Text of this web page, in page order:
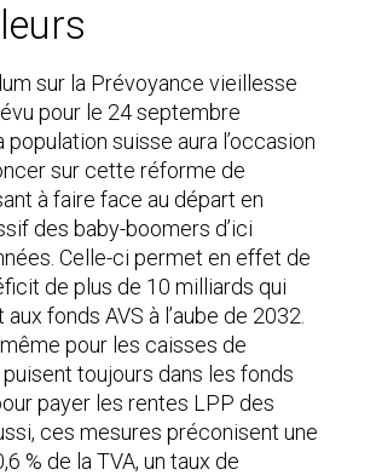
sur la Prévoyance vieillesse
pour le 24 septembre
population suisse aura l’occasion
sur cette réforme de
à faire face au départ en
des baby-boomers d’ici
Celle-ci permet en effet de
de plus de 10 milliards qui
fonds AVS à l’aube de 2032.
pour les caisses de
toujours dans les fonds
payer les rentes LPP des
ces mesures préconisent une
% de la TVA, un taux de